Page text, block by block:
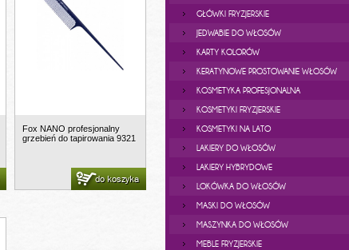
Fox NANO profesjonalny
grzebień do tapirowania 9321
do koszyka
GŁÓWKI FRYZJERSKIE
JEDWABIE DO WŁOSÓW
KARTY KOLORÓW
KERATYNOWE PROSTOWANIE WŁOSÓW
KOSMETYKA PROFESJONALNA
KOSMETYKI FRYZJERSKIE
KOSMETYKI NA LATO
LAKIERY DO WŁOSÓW
LAKIERY HYBRYDOWE
LOKÓWKA DO WŁOSÓW
MASKI DO WŁOSÓW
MASZYNKA DO WŁOSÓW
MEBLE FRYZJERSKIE